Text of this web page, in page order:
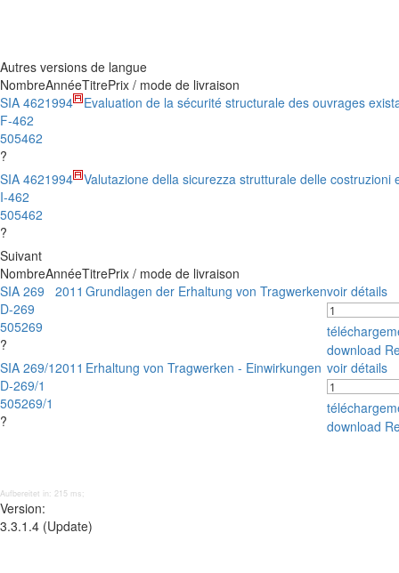
Autres versions de langue
NombreAnnéeTitrePrix / mode de livraison
SIA 462
F-462
505462
?
1994 Evaluation de la sécurité structurale des ouvrages
SIA 462
I-462
505462
?
1994 Valutazione della sicurezza strutturale delle costruzioni
Suivant
NombreAnnéeTitrePrix / mode de livraison
SIA 269
D-269
505269
?
2011 Grundlagen der Erhaltung von Tragwerkenvoir détails
download
SIA 269/1
D-269/1
505269/1
?
2011 Erhaltung von Tragwerken - Einwirkungen voir détails
download
Aufbereitet in: 215 ms;
Version:
3.3.1.4 (Update)